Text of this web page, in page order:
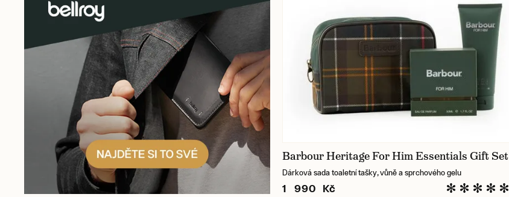
Barbour Heritage For Him Essentials Gift Set
Dárková sada toaletní tašky, vůně a sprchového gelu
1 990 Kč